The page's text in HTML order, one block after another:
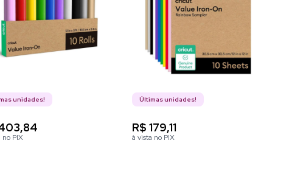
unidades!
no PIX
Últimas unidades!
R$ 179,11
à vista no PIX